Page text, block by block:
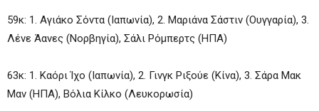
59κ: 1. Αγιάκο Σόντα (Ιαπωνία), 2. Μαριάνα Σάστιν (Ουγγαρία), 3.
Λένε Άανες (Νορβηγία), Σάλι Ρόμπερτς (ΗΠΑ)
63κ: 1. Καόρι Ίχο (Ιαπωνία), 2. Γινγκ Ριξούε (Κίνα), 3. Σάρα Μακ
Μαν (ΗΠΑ), Βόλια Κίλκο (Λευκορωσία)